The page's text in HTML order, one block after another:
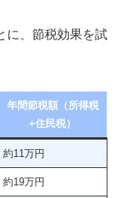
に、節税効果を試
年間節税額（所得税
+住民税）
約11万円
約19万円